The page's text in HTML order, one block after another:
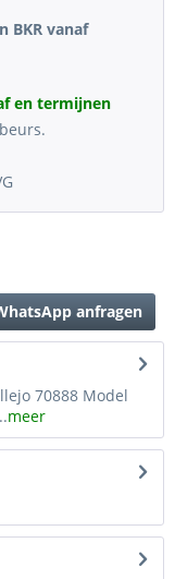
BKR vanaf
en termijnen
anfragen
70888 Model
meer